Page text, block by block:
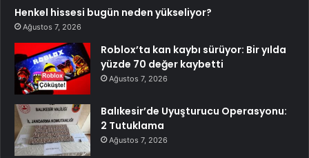
Henkel hissesi bugün neden yükseliyor?
Ağustos 7, 2026
Roblox’ta kan kaybı sürüyor: Bir yılda
yüzde 70 değer kaybetti
Ağustos 7, 2026
Balıkesir’de Uyuşturucu Operasyonu:
2 Tutuklama
Ağustos 7, 2026